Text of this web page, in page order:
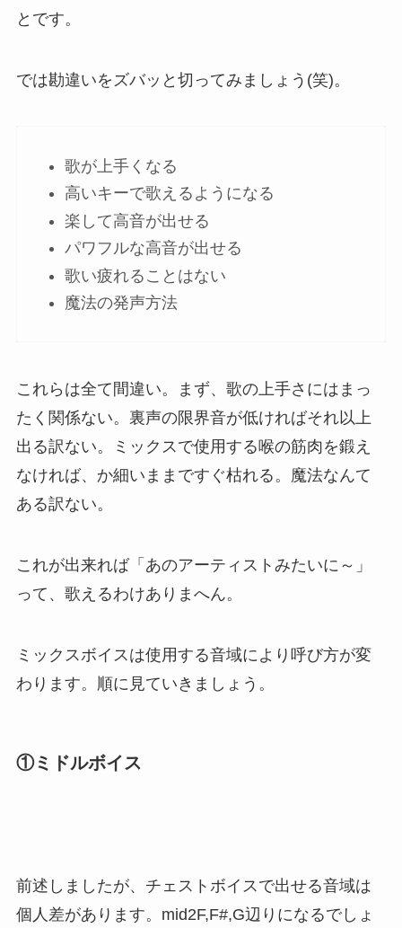
とです。
では勘違いをズバッと切ってみましょう(笑)。
歌が上手くなる
高いキーで歌えるようになる
楽して高音が出せる
パワフルな高音が出せる
歌い疲れることはない
魔法の発声方法
これらは全て間違い。まず、歌の上手さにはまっ
たく関係ない。裏声の限界音が低ければそれ以上
出る訳ない。ミックスで使用する喉の筋肉を鍛え
なければ、か細いままですぐ枯れる。魔法なんて
ある訳ない。
これが出来れば「あのアーティストみたいに～」
って、歌えるわけありまへん。
ミックスボイスは使用する音域により呼び方が変
わります。順に見ていきましょう。
①ミドルボイス
前述しましたが、チェストボイスで出せる音域は
個人差があります。mid2F,F#,G辺りになるでしょ